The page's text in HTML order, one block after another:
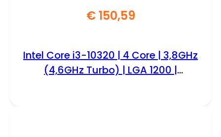
€150,59
Intel Core i3-10320 | 4 Core | 3,8GHz
(4,6GHz Turbo) | LGA 1200 |